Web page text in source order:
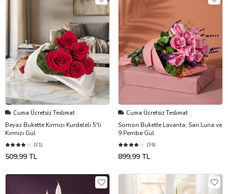
Cuma Ücretsiz Teslimat
Beyaz Bukette Kırmızı Kurdeleli 5'li
Kırmızı Gül
(21)
509,99 TL
Cuma Ücretsiz Teslimat
Somon Bukette Lavanta, Sarı Luna ve
9 Pembe Gül
(36)
899,99 TL